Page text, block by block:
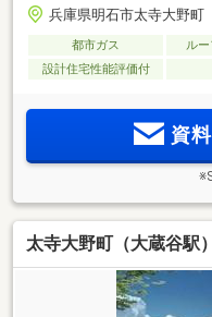
兵庫県明石市太寺大野町
都市ガス ル
設計住宅性能評価付
資
太寺大野町（大蔵谷駅